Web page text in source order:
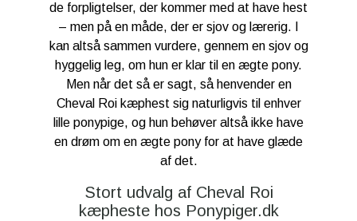
de forpligtelser, der kommer med at have hest
– men på en måde, der er sjov og lærerig. I
kan altså sammen vurdere, gennem en sjov og
hyggelig leg, om hun er klar til en ægte pony.
Men når det så er sagt, så henvender en
Cheval Roi kæphest sig naturligvis til enhver
lille ponypige, og hun behøver altså ikke have
en drøm om en ægte pony for at have glæde
af det.
Stort udvalg af Cheval Roi
kæpheste hos Ponypiger.dk